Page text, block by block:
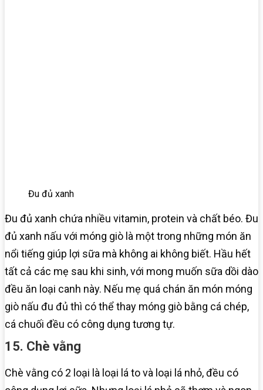
Đu đủ xanh
Đu đủ xanh chứa nhiều vitamin, protein và chất béo. Đu
đủ xanh nấu với móng giò là một trong những món ăn
nổi tiếng giúp lợi sữa mà không ai không biết. Hầu hết
tất cả các mẹ sau khi sinh, với mong muốn sữa dồi dào
đều ăn loại canh này. Nếu mẹ quá chán ăn món móng
giò nấu đu đủ thì có thể thay móng giò bằng cá chép,
cá chuối đều có công dụng tương tự.
15. Chè vằng
Chè vằng có 2 loại là loại lá to và loại lá nhỏ, đều có